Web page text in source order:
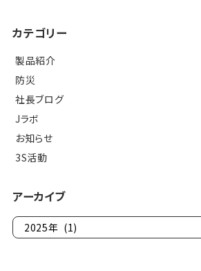
カテゴリー
製品紹介
防災
社長ブログ
Jラボ
お知らせ
3S活動
アーカイブ